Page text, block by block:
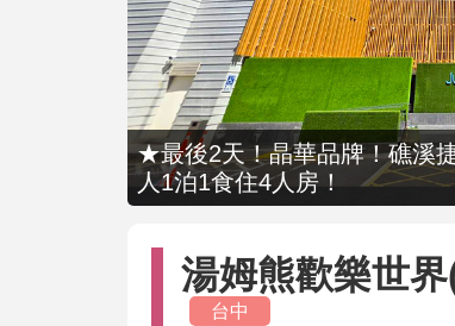
★最後2天！晶華品牌！礁溪
人1泊1食住4人房！
湯姆熊歡樂世
台中